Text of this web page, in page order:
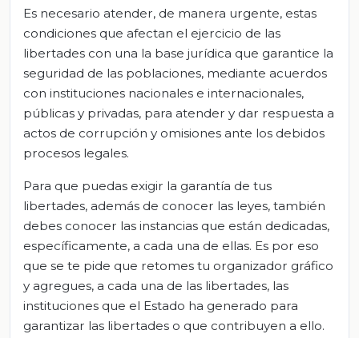
Es necesario atender, de manera urgente, estas
condiciones que afectan el ejercicio de las
libertades con una la base jurídica que garantice la
seguridad de las poblaciones, mediante acuerdos
con instituciones nacionales e internacionales,
públicas y privadas, para atender y dar respuesta a
actos de corrupción y omisiones ante los debidos
procesos legales.
Para que puedas exigir la garantía de tus
libertades, además de conocer las leyes, también
debes conocer las instancias que están dedicadas,
específicamente, a cada una de ellas. Es por eso
que se te pide que retomes tu organizador gráfico
y agregues, a cada una de las libertades, las
instituciones que el Estado ha generado para
garantizar las libertades o que contribuyen a ello.